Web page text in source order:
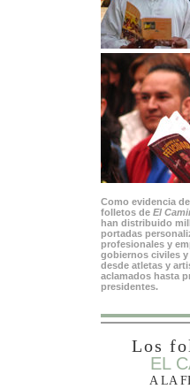
Como evidencia
folletos de El
han distribuido
portadas
profesionales y
gobiernos civiles
desde atletas y
aclamados hasta
presidentes.
Los
EL
A LA